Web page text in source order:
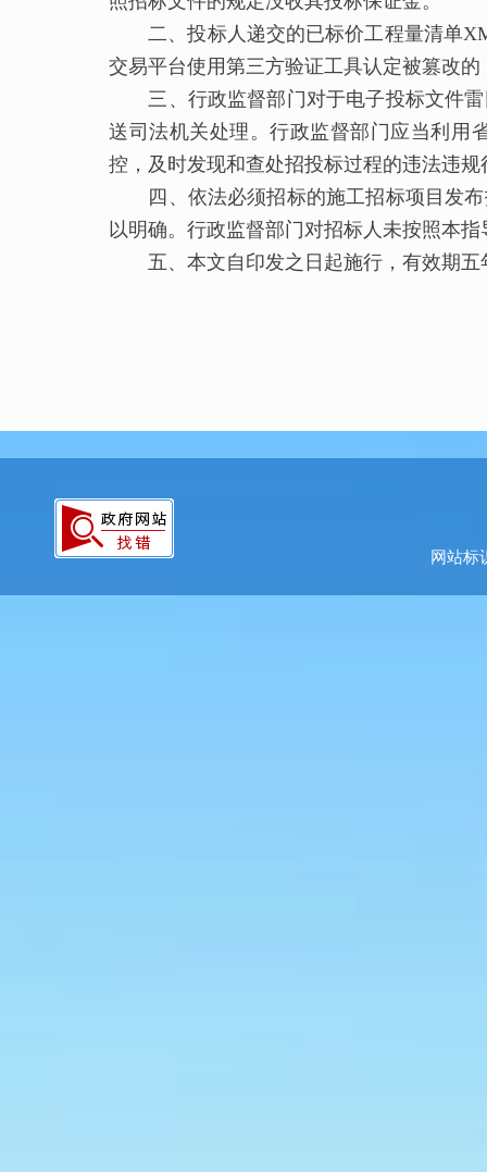
二、投标人递交的已标价工程量清单
交易平台使用第三方验证工具认定被篡改
三、行政监督部门对于电子投标文件
送司法机关处理。行政监督部门应当利用
控，及时发现和查处招投标过程的违法违规
四、依法必须招标的施工招标项目发
以明确。行政监督部门对招标人未按照本
五、本文自印发之日起施行，有效期
网站标